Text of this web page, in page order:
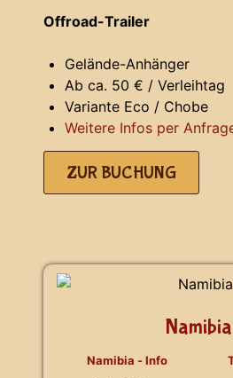
Offroad-Trailer
Gelände-Anhänger
Ab ca. 50 € / Verleihtag
Variante Eco / Chobe
Weitere Infos per
ZUR BUCHUNG
Namibia
Namibia - Info